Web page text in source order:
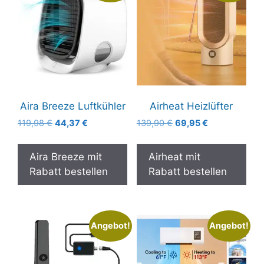
Aira Breeze Luftkühler
119,98€ Ursprünglicher
war:
119,98 €
44,37 €
ist:
44,37 €.
Aira Breeze mit
Rabatt bestellen
Airheat Heizlüfter
139,90€ Ursprünglicher
war:
139,90 €
69,95€Aktueller
ist:
Airheat mit
Rabatt bestellen
Angebot! Angebot!